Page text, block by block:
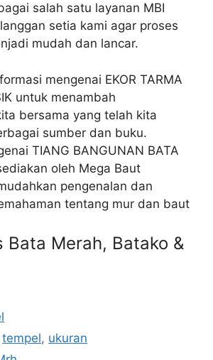
salah satu layanan MBI
setia kami agar proses
mudah dan lancar.
mengenai EKOR TARMA
untuk menambah
bersama yang telah kita
sumber dan buku.
TIANG BANGUNAN BATA
oleh Mega Baut
pengenalan dan
tentang mur dan baut
Bata Merah, Batako &
tempel, ukuran